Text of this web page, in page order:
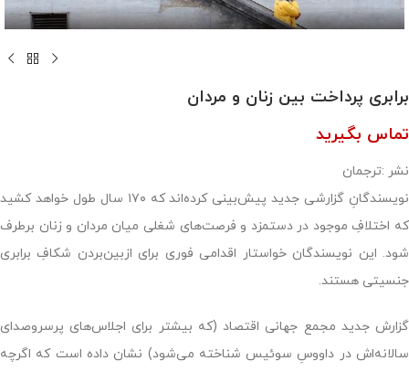
برابری پرداخت بین زنان و مردان
تماس بگیرید
نشر :ترجمان
نویسندگانِ گزارشی جدید پیش‌بینی کرده‌اند که ۱۷۰ سال طول خواهد کشید
که اختلافِ موجود در دستمزد و فرصت‌های شغلی میان مردان و زنان برطرف
شود. این نویسندگان خواستار اقدامی فوری برای ازبین‌بردن شکافِ برابری
جنسیتی هستند.
گزارش جدید مجمع جهانی اقتصاد (که بیشتر برای اجلاس‌های پرسروصدای
سالانه‌اش در داووسِ سوئیس شناخته می‌شود) نشان داده است که اگرچه